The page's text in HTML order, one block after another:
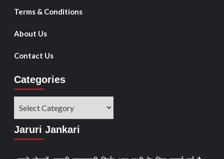
Terms & Conditions
About Us
Contact Us
Categories
Jaruri Jankari